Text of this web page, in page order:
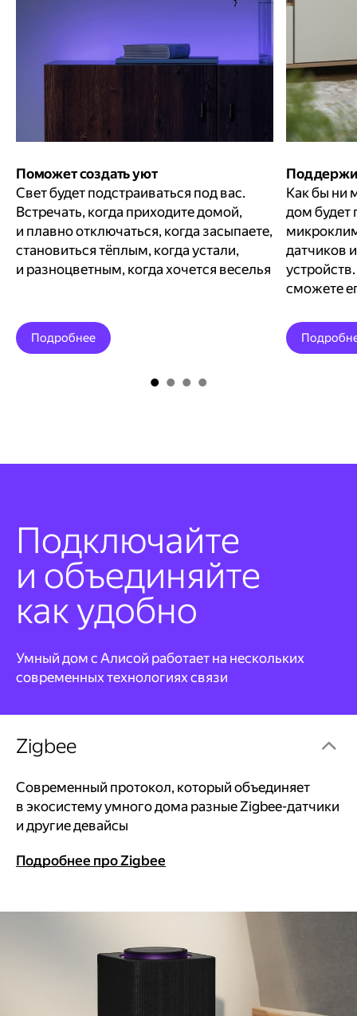
Поможет создать уют
Свет будет подстраиваться под вас.
Встречать, когда приходите домой,
и плавно отключаться, когда засыпаете,
становиться тёплым, когда устали,
и разноцветным, когда хочется веселья
Подробнее
Как бы ни
дом
датчиков
сможете
Подключайте
и объединяйте
как удобно
Умный дом с Алисой работает на нескольких
современных технологиях связи
Zigbee
Современный протокол, который объединяет
в экосистему умного дома разные Zigbee-датчики
и другие девайсы
Подробнее про Zigbee